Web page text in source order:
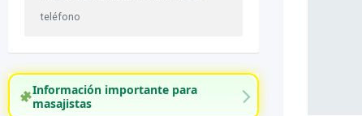
teléfono
Información importante para
masajistas